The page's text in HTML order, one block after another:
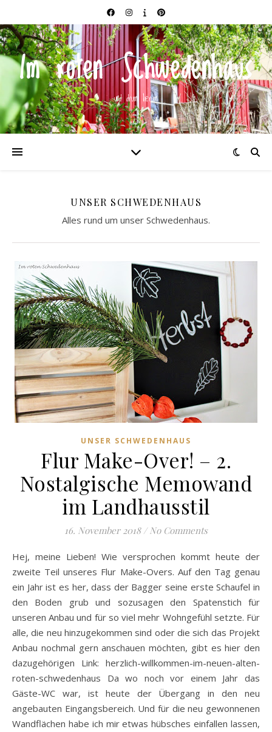
Im roten Schwedenhaus
und drum herum
UNSER SCHWEDENHAUS
Alles rund um unser Schwedenhaus.
UNSER SCHWEDENHAUS
Flur Make-Over! – 2.
Nostalgische Memowand
im Landhausstil
16. November 2018 / No Comments
Hej, meine Lieben! Wie versprochen kommt heute der
zweite Teil unseres Flur Make-Overs. Auf den Tag genau
ein Jahr ist es her, dass der Bagger seine erste Schaufel in
den Boden grub und sozusagen den Spatenstich für
unseren Anbau und für so viel mehr Wohngefühl setzte. Für
alle, die neu hinzugekommen sind oder die sich das Projekt
Anbau nochmal gern anschauen möchten, gibt es hier den
dazugehörigen Link: herzlich-willkommen-im-neuen-alten-
roten-schwedenhaus Da wo noch vor einem Jahr das
Gäste-WC war, ist heute der Übergang in den neu
angebauten Eingangsbereich. Und für die neu gewonnenen
Wandflächen habe ich mir etwas hübsches einfallen lassen,